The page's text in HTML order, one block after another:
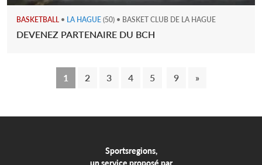
BASKETBALL • LA HAGUE (50) • BASKET CLUB DE LA HAGUE
DEVENEZ PARTENAIRE DU BCH
1 2 3 4 5 9 »
Sportsregions,